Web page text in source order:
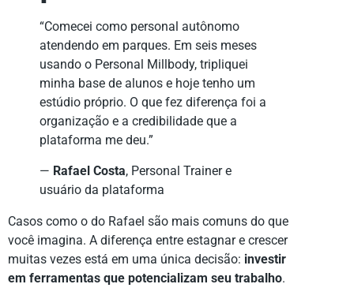
“Comecei como personal autônomo
atendendo em parques. Em seis meses
usando o Personal Millbody, tripliquei
minha base de alunos e hoje tenho um
estúdio próprio. O que fez diferença foi a
organização e a credibilidade que a
plataforma me deu.”
— Rafael Costa, Personal Trainer e
usuário da plataforma
Casos como o do Rafael são mais comuns do que
você imagina. A diferença entre estagnar e crescer
muitas vezes está em uma única decisão: investir
em ferramentas que potencializam seu trabalho.